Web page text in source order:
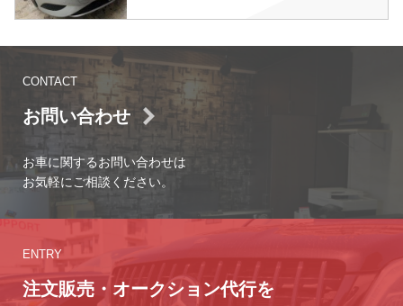
CONTACT
お問い合わせ
お車に関するお問い合わせは
お気軽にご相談ください。
ENTRY
注文販売・オークション代行を